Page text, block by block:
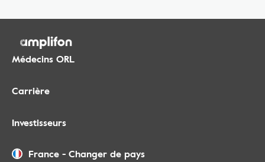
Médecins ORL
Carrière
Investisseurs
France - Changer de pays